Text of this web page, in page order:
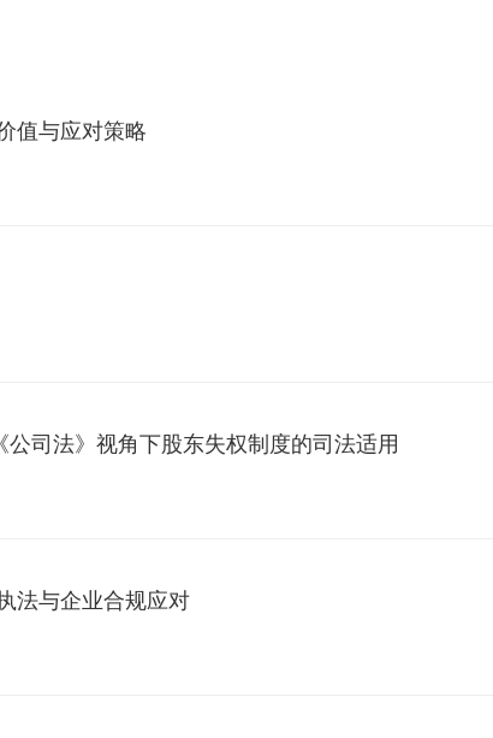
值与应对策略
司法》视角下股东失权制度的司法适用
法与企业合规应对